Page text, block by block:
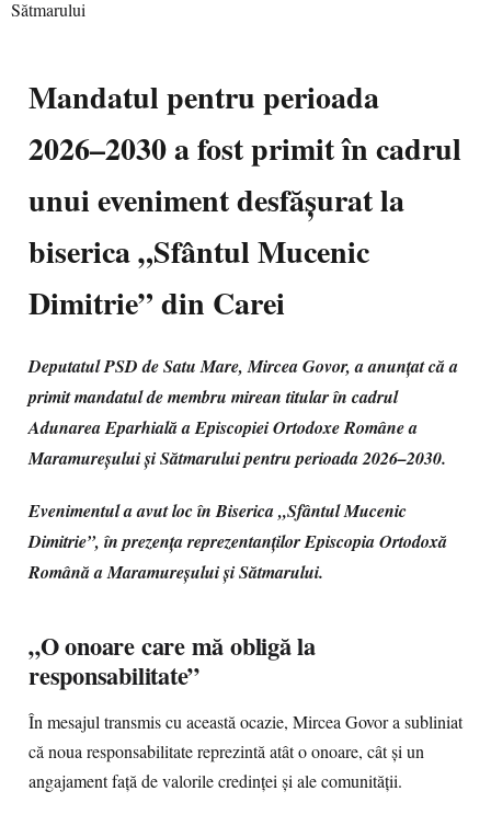
Mandatul pentru perioada
2026–2030 a fost primit în cadrul
unui eveniment desfășurat la
biserica „Sfântul Mucenic
Dimitrie” din Carei
Deputatul PSD de Satu Mare, Mircea Govor, a anunțat că a
primit mandatul de membru mirean titular în cadrul
Adunarea Eparhială a Episcopiei Ortodoxe Române a
Maramureșului și Sătmarului pentru perioada 2026–2030.
Evenimentul a avut loc în Biserica „Sfântul Mucenic
Dimitrie”, în prezența reprezentanților Episcopia Ortodoxă
Română a Maramureșului și Sătmarului.
„O onoare care mă obligă la
responsabilitate”
În mesajul transmis cu această ocazie, Mircea Govor a subliniat
că noua responsabilitate reprezintă atât o onoare, cât și un
angajament față de valorile credinței și ale comunității.